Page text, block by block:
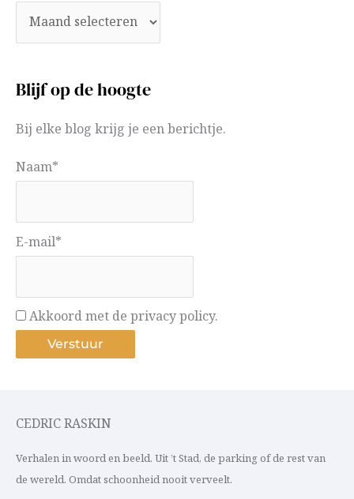
Blijf op de hoogte
Bij elke blog krijg je een berichtje.
Naam*
E-mail*
Akkoord met de privacy policy.
CEDRIC RASKIN
Verhalen in woord en beeld. Uit ’t Stad, de parking of de rest van
de wereld. Omdat schoonheid nooit verveelt.